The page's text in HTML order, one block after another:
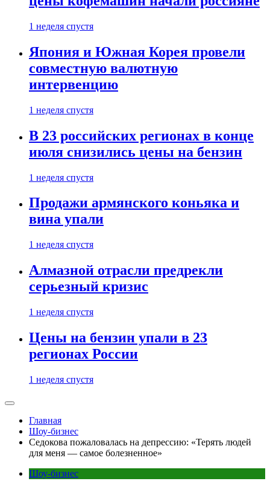
1 неделя спустя
Япония и Южная Корея провели
совместную валютную
интервенцию
1 неделя спустя
В 23 российских регионах в конце
июля снизились цены на бензин
1 неделя спустя
Продажи армянского коньяка и
вина упали
1 неделя спустя
Алмазной отрасли предрекли
серьезный кризис
1 неделя спустя
Цены на бензин упали в 23
регионах России
1 неделя спустя
Главная
Шоу-бизнес
Седокова пожаловалась на депрессию: «Терять людей
для меня — самое болезненное»
Шоу-бизнес